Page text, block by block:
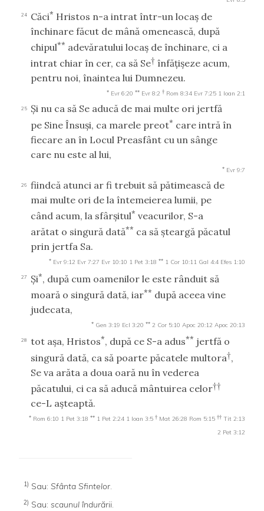
24 Căci* Hristos n-a intrat într-un locaş de
închinare făcut de mână omenească, după
chipul** adevăratului locaş de închinare, ci a
intrat chiar în cer, ca să Se† înfăţişeze acum,
pentru noi, înaintea lui Dumnezeu.
* Evr 6:20 ** Evr 8:2 † Rom 8:34 Evr 7:25 1 Ioan 2:1
25
Şi nu ca să Se aducă de mai multe ori jertfă
pe Sine Însuşi, ca marele preot* care intră în
fiecare an în Locul Preasfânt cu un sânge
care nu este al lui,
* Evr 9:7
26
fiindcă atunci ar fi trebuit să pătimească de
mai multe ori de la întemeierea lumii, pe
când acum, la sfârşitul* veacurilor, S-a
arătat o singură dată** ca să şteargă păcatul
prin jertfa Sa.
* Evr 9:12 Evr 7:27 Evr 10:10 1 Pet 3:18 ** 1 Cor 10:11 Gal 4:4 Efes 1:10
27 Şi*, după cum oamenilor le este rânduit să
moară o singură dată, iar** după aceea vine
judecata,
* Gen 3:19 Ecl 3:20 ** 2 Cor 5:10 Apoc 20:12 Apoc 20:13
28 tot aşa, Hristos*, după ce S-a adus** jertfă o
singură dată, ca să poarte păcatele multora†,
Se va arăta a doua oară nu în vederea
păcatului, ci ca să aducă mântuirea celor††
ce-L aşteaptă.
* Rom 6:10 1 Pet 3:18 ** 1 Pet 2:24 1 Ioan 3:5 † Mat 26:28 Rom 5:15 †† Tit 2:13
2 Pet 3:12
1) Sau: Sfânta Sfintelor.
2) Sau: scaunul îndurării.